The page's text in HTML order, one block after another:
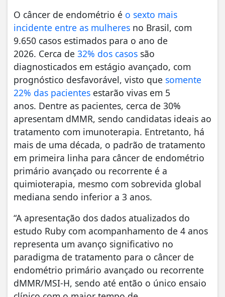
O câncer de endométrio é o sexto mais
incidente entre as mulheres no Brasil, com
9.650 casos estimados para o ano de
2026. Cerca de 32% dos casos são
diagnosticados em estágio avançado, com
prognóstico desfavorável, visto que somente
22% das pacientes estarão vivas em 5
anos. Dentre as pacientes, cerca de 30%
apresentam dMMR, sendo candidatas ideais ao
tratamento com imunoterapia. Entretanto, há
mais de uma década, o padrão de tratamento
em primeira linha para câncer de endométrio
primário avançado ou recorrente é a
quimioterapia, mesmo com sobrevida global
mediana sendo inferior a 3 anos.
“A apresentação dos dados atualizados do
estudo Ruby com acompanhamento de 4 anos
representa um avanço significativo no
paradigma de tratamento para o câncer de
endométrio primário avançado ou recorrente
dMMR/MSI-H, sendo até então o único ensaio